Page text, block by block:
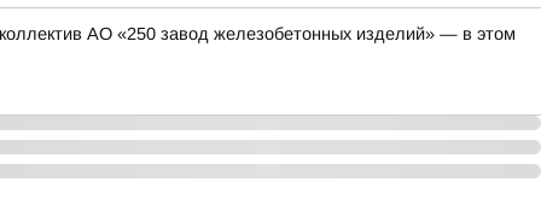
АО «250 завод железобетонных изделий» — в этом